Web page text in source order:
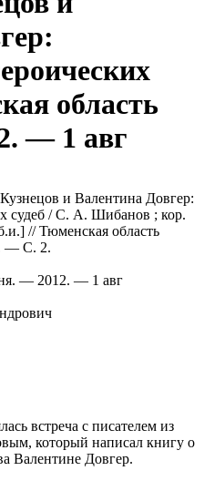
область
— 1 авг
и Валентина Довгер:
судеб / С. А. Шибанов ; кор.
// Тюменская область
— С. 2.
— 2012. — 1 авг
встреча с писателем из
который написал книгу о
Валентине Довгер.